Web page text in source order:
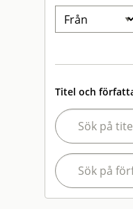
Titel och